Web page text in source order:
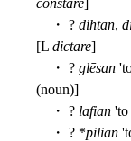
constare]
・ ? dihtan,
[L dictare]
・ ? glēsan
(noun)]
・ ? lafian 'to
・ ? *pilian